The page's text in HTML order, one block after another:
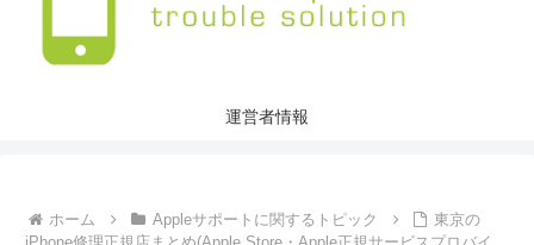
運営者情報
ホーム Appleサポートに関するトピック
東京の